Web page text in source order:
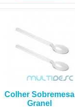
Colher Sobremesa
Granel